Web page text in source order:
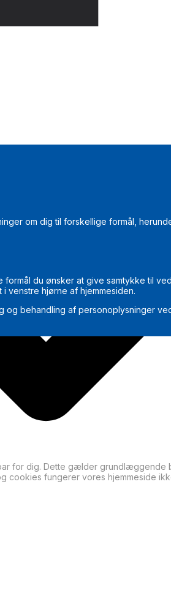
om dig til forskellige formål,
du ønsker at give samtykke til
venstre hjørne af hjemmesiden.
behandling af personoplysninger
dig. Dette gælder grundlæggende
cookies fungerer vores hjemmeside